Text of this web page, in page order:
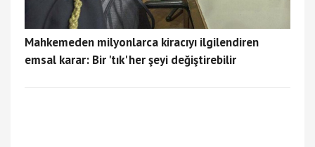
Mahkemeden milyonlarca kiracıyı ilgilendiren
emsal karar: Bir 'tık' her şeyi değiştirebilir